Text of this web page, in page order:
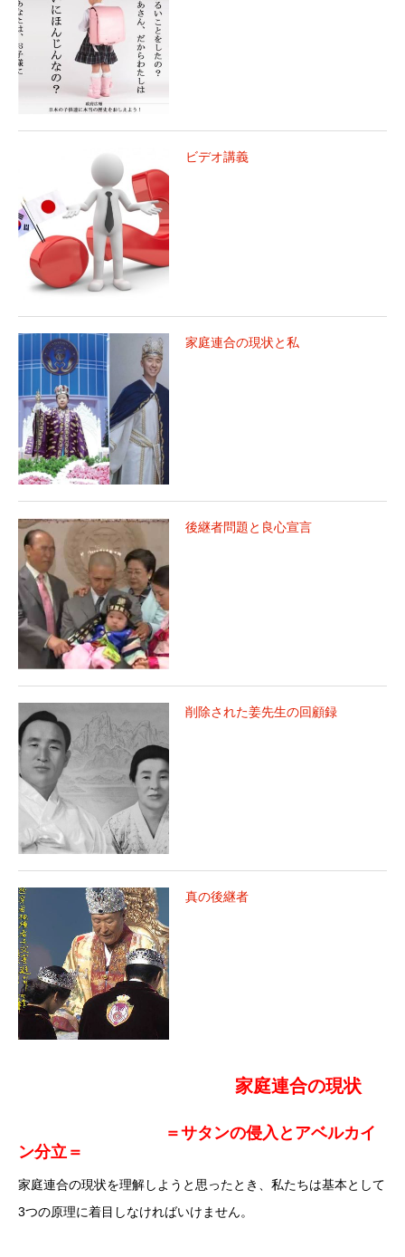
ビデオ講義
家庭連合の現状と私
後継者問題と良心宣言
削除された姜先生の回顧録
真の後継者
家庭連合の現状
＝サタンの侵入とアベルカイ
ン分立＝
家庭連合の現状を理解しようと思ったとき、私たちは基本として
3つの原理に着目しなければいけません。